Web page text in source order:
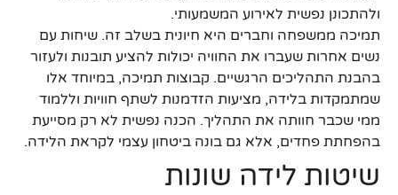
ולהתכונן נפשית לאירוע המשמעותי.
תמיכה ממשפחה וחברים היא חיונית בשלב זה. שיחות עם
נשים אחרות שעברו את החוויה יכולות להציע תובנות ולעזור
בהבנת התהליכים הרגשיים. קבוצות תמיכה, במיוחד אלו
שמתמקדות בלידה, מציעות הזדמנות לשתף חוויות וללמוד
ממי שכבר חוותה את התהליך. הכנה נפשית לא רק מסייעת
בהפחתת פחדים, אלא גם בונה ביטחון עצמי לקראת הלידה.
שיטות לידה שונות